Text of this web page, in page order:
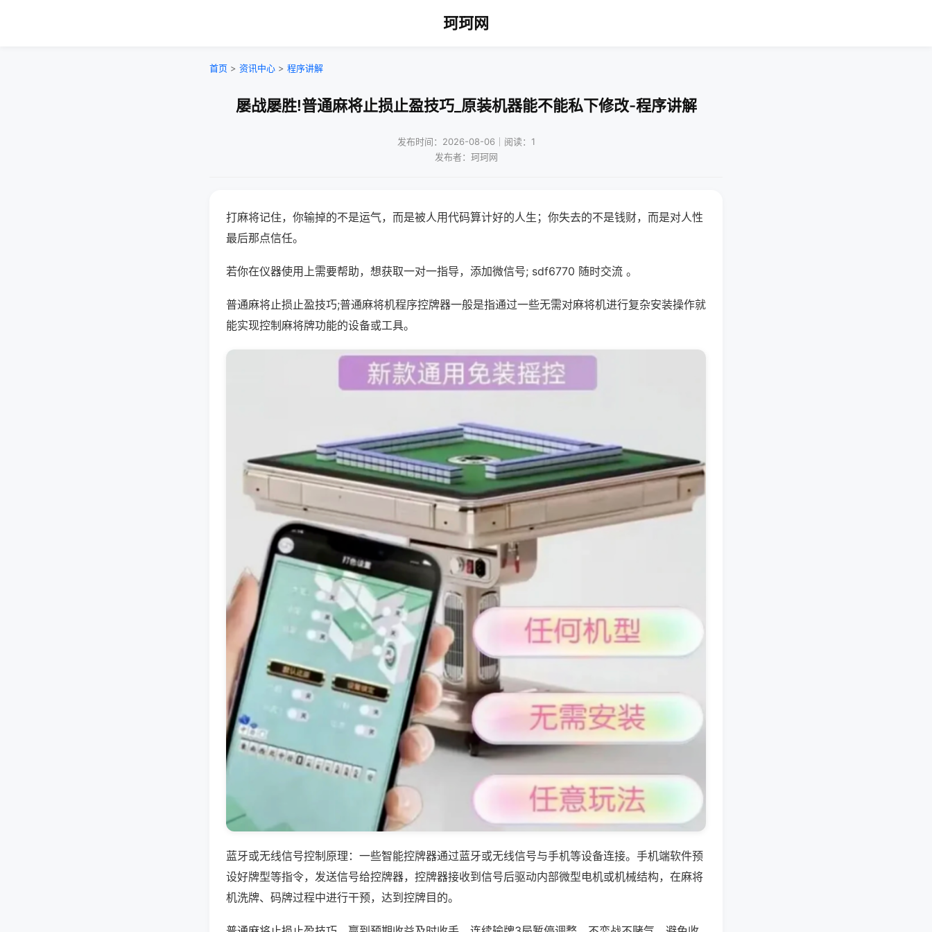
珂珂网
首页 > 资讯中心 > 程序讲解
屡战屡胜!普通麻将止损止盈技巧_原装机器能不能私下修改-程序讲解
发布时间：2026-08-06｜阅读：1
发布者：珂珂网
打麻将记住，你输掉的不是运气，而是被人用代码算计好的人生；你失去的不是钱财，而是对人性
最后那点信任。
若你在仪器使用上需要帮助，想获取一对一指导，添加微信号; sdf6770 随时交流 。
普通麻将止损止盈技巧;普通麻将机程序控牌器一般是指通过一些无需对麻将机进行复杂安装操作就
能实现控制麻将牌功能的设备或工具。
蓝牙或无线信号控制原理：一些智能控牌器通过蓝牙或无线信号与手机等设备连接。手机端软件预
设好牌型等指令，发送信号给控牌器，控牌器接收到信号后驱动内部微型电机或机械结构，在麻将
机洗牌、码牌过程中进行干预，达到控牌目的。